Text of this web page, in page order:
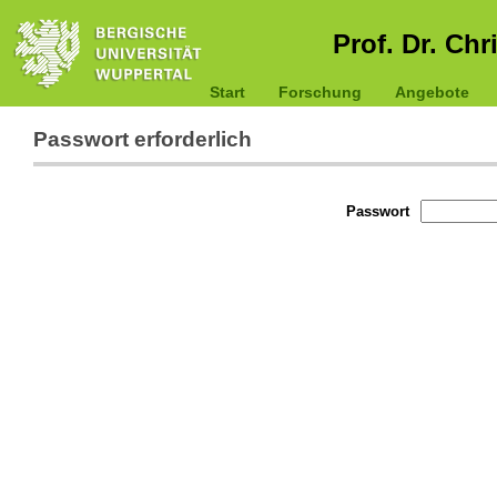
Prof. Dr.
Start Forschung Angebote
Passwort erforderlich
Passwort